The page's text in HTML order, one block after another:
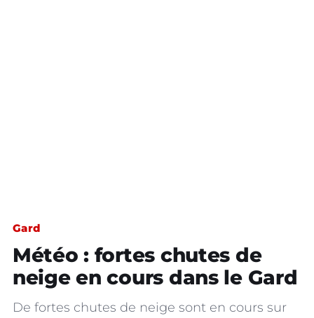
Gard
Météo : fortes chutes de
neige en cours dans le Gard
De fortes chutes de neige sont en cours sur